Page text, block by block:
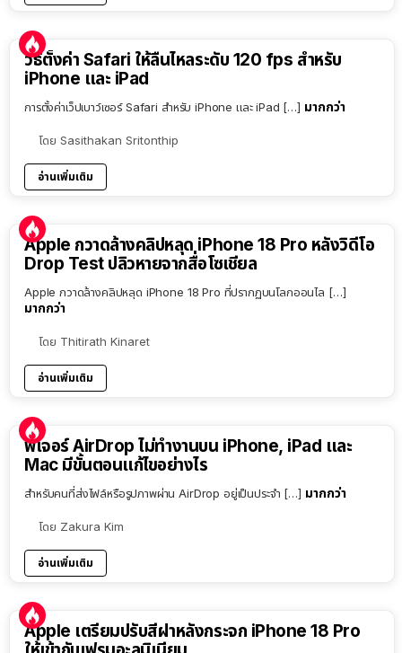
วิธีตั้งค่า Safari ให้ลื่นไหลระดับ 120 fps สำหรับ
iPhone และ iPad
การตั้งค่าเว็ปเบาว์เซอร์ Safari สำหรับ iPhone และ iPad […] มากกว่า
โดย Sasithakan Sritonthip
อ่านเพิ่มเติม
Apple กวาดล้างคลิปหลุด iPhone 18 Pro หลังวิดีโอ
Drop Test ปลิวหายจากสื่อโซเชียล
Apple กวาดล้างคลิปหลุด iPhone 18 Pro ที่ปรากฏบนโลกออนไล […]
มากกว่า
โดย Thitirath Kinaret
อ่านเพิ่มเติม
ฟีเจอร์ AirDrop ไม่ทำงานบน iPhone, iPad และ
Mac มีขั้นตอนแก้ไขอย่างไร
สำหรับคนที่ส่งไฟล์หรือรูปภาพผ่าน AirDrop อยู่เป็นประจำ […] มากกว่า
โดย Zakura Kim
อ่านเพิ่มเติม
Apple เตรียมปรับสีฝาหลังกระจก iPhone 18 Pro